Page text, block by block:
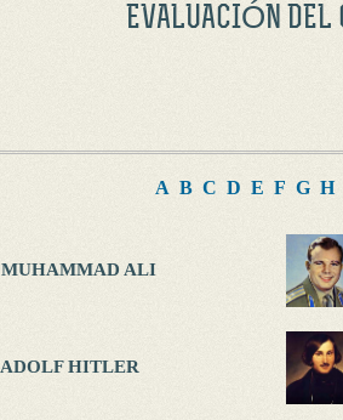
EVALUACIÓN DEL
A B C D E F G H
MUHAMMAD ALI
ADOLF HITLER